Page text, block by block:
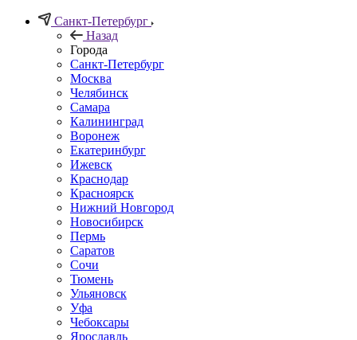
Санкт-Петербург
Назад
Города
Санкт-Петербург
Москва
Челябинск
Самара
Калининград
Воронеж
Екатеринбург
Ижевск
Краснодар
Красноярск
Нижний Новгород
Новосибирск
Пермь
Саратов
Сочи
Тюмень
Ульяновск
Уфа
Чебоксары
Ярославль